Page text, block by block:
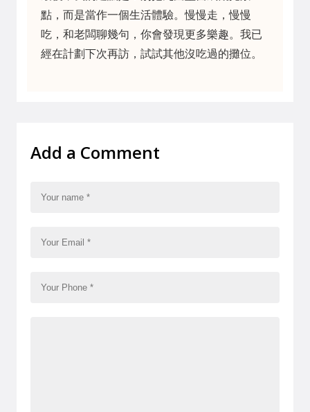
點，而是當作一個生活體驗。慢慢走，慢慢
吃，和老闆聊幾句，你會發現更多樂趣。我已
經在計劃下次再訪，試試其他沒吃過的攤位。
Add a Comment